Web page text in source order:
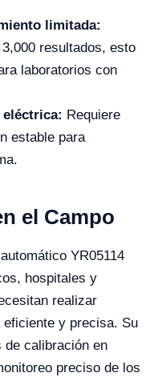
limitada:
resultados, esto
laboratorios con
eléctrica: Requiere
estable para
el Campo
YR05114
hospitales y
realizar
eficiente y precisa. Su
de calibración en
preciso de los